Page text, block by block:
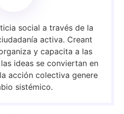
social a través de la
activa. Creant
y capacita a las
ideas se conviertan en
acción colectiva genere
sistémico.